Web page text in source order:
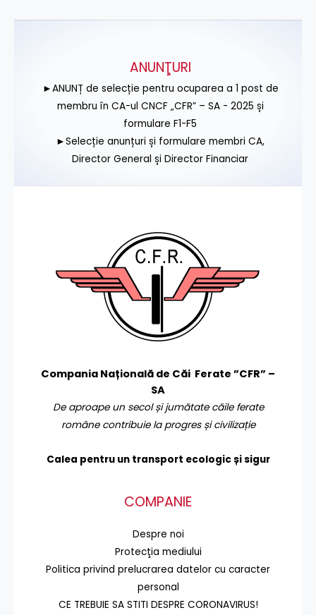
ANUNŢURI
►ANUNȚ de selecție pentru ocuparea a 1 post de
membru în CA-ul CNCF „CFR” – SA - 2025 și
formulare F1-F5
►Selecție anunțuri și formulare membri CA,
Director General și Director Financiar
Compania Națională de Căi Ferate ”CFR” –
SA
De aproape un secol și jumătate căile ferate
române contribuie la progres și civilizație
Calea pentru un transport ecologic și sigur
COMPANIE
Despre noi
Protecţia mediului
Politica privind prelucrarea datelor cu caracter
personal
CE TREBUIE SA STITI DESPRE CORONAVIRUS!